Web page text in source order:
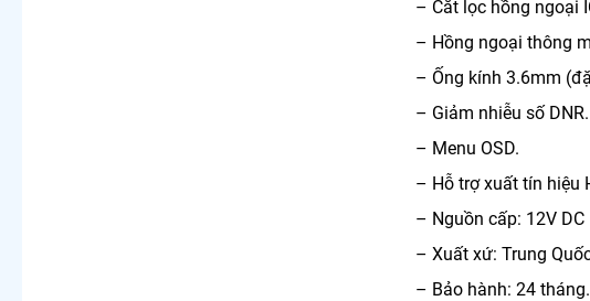
– Cắt lọc hồng ngoại
– Hồng ngoại thông
– Ống kính 3.6mm
– Giảm nhiễu số DNR.
– Menu OSD.
– Hỗ trợ xuất tín hiệu
– Nguồn cấp: 12V DC
– Xuất xứ: Trung
– Bảo hành: 24 tháng.